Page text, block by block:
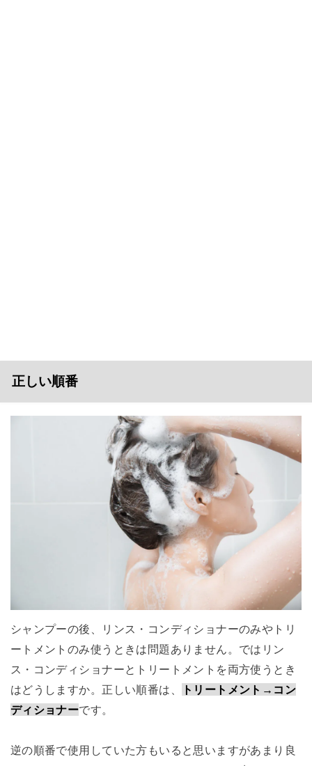
正しい順番
シャンプーの後、リンス・コンディショナーのみやトリ
ートメントのみ使うときは問題ありません。ではリン
ス・コンディショナーとトリートメントを両方使うとき
はどうしますか。正しい順番は、
トリートメント→コン
ディショナーです。
逆の順番で使用していた方もいると思いますがあまり良